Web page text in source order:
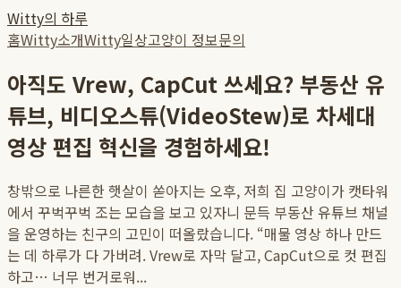
Witty의 하루
홈Witty소개Witty일상고양이 정보문의
아직도 Vrew, CapCut 쓰세요? 부동산 유
튜브, 비디오스튜(VideoStew)로 차세대
영상 편집 혁신을 경험하세요!
창밖으로 나른한 햇살이 쏟아지는 오후, 저희 집 고양이가 캣타워
에서 꾸벅꾸벅 조는 모습을 보고 있자니 문득 부동산 유튜브 채널
을 운영하는 친구의 고민이 떠올랐습니다. “매물 영상 하나 만드
는 데 하루가 다 가버려. Vrew로 자막 달고, CapCut으로 컷 편집
하고… 너무 번거로워...